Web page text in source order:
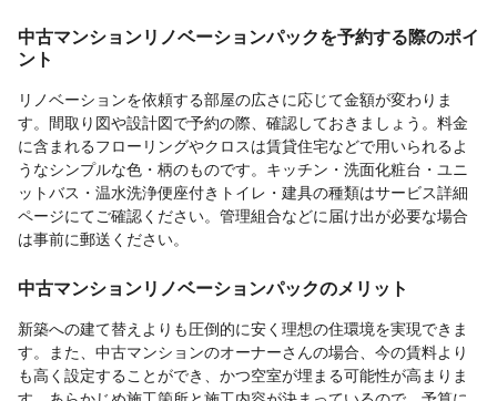
中古マンションリノベーションパックを予約する際のポイ
ント
リノベーションを依頼する部屋の広さに応じて金額が変わりま
す。間取り図や設計図で予約の際、確認しておきましょう。料金
に含まれるフローリングやクロスは賃貸住宅などで用いられるよ
うなシンプルな色・柄のものです。キッチン・洗面化粧台・ユニ
ットバス・温水洗浄便座付きトイレ・建具の種類はサービス詳細
ページにてご確認ください。管理組合などに届け出が必要な場合
は事前に郵送ください。
中古マンションリノベーションパックのメリット
新築への建て替えよりも圧倒的に安く理想の住環境を実現できま
す。また、中古マンションのオーナーさんの場合、今の賃料より
も高く設定することができ、かつ空室が埋まる可能性が高まりま